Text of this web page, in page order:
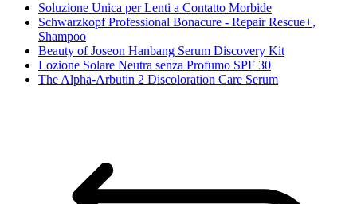
Soluzione Unica per Lenti a Contatto Morbide
Schwarzkopf Professional Bonacure - Repair Rescue+,
Shampoo
Beauty of Joseon Hanbang Serum Discovery Kit
Lozione Solare Neutra senza Profumo SPF 30
The Alpha-Arbutin 2 Discoloration Care Serum